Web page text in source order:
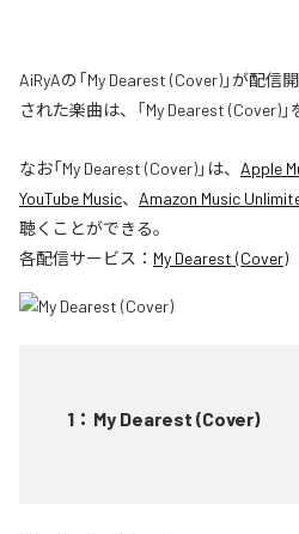
AiRyAの「My Dearest (Cover)」が配
された楽曲は、「My Dearest (Cover)
なお「My Dearest (Cover)」は、 Apple
YouTube Music、 Amazon Music
聴くことができる。
各配信サービス： My Dearest (Cover)
1 ： My Dearest (Cover)